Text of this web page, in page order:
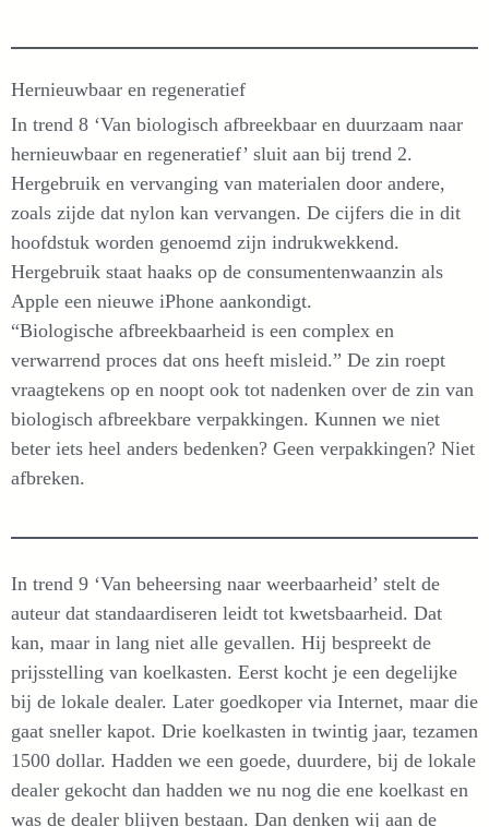
Hernieuwbaar en regeneratief
In trend 8 ‘Van biologisch afbreekbaar en duurzaam naar
hernieuwbaar en regeneratief’ sluit aan bij trend 2.
Hergebruik en vervanging van materialen door andere,
zoals zijde dat nylon kan vervangen. De cijfers die in dit
hoofdstuk worden genoemd zijn indrukwekkend.
Hergebruik staat haaks op de consumentenwaanzin als
Apple een nieuwe iPhone aankondigt.
“Biologische afbreekbaarheid is een complex en
verwarrend proces dat ons heeft misleid.” De zin roept
vraagtekens op en noopt ook tot nadenken over de zin van
biologisch afbreekbare verpakkingen. Kunnen we niet
beter iets heel anders bedenken? Geen verpakkingen? Niet
afbreken.
In trend 9 ‘Van beheersing naar weerbaarheid’ stelt de
auteur dat standaardiseren leidt tot kwetsbaarheid. Dat
kan, maar in lang niet alle gevallen. Hij bespreekt de
prijsstelling van koelkasten. Eerst kocht je een degelijke
bij de lokale dealer. Later goedkoper via Internet, maar die
gaat sneller kapot. Drie koelkasten in twintig jaar, tezamen
1500 dollar. Hadden we een goede, duurdere, bij de lokale
dealer gekocht dan hadden we nu nog die ene koelkast en
was de dealer blijven bestaan. Dan denken wij aan de